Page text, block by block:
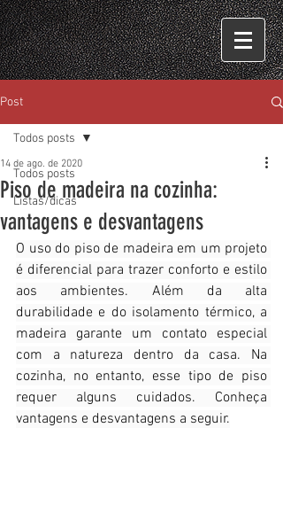
Post
Todos posts
Listas/dicas
Todos posts
Piso de madeira na cozinha:
vantagens e desvantagens
14 de ago. de 2020
O uso do piso de madeira em um projeto
é diferencial para trazer conforto e estilo
aos ambientes. Além da alta
durabilidade e do isolamento térmico, a
madeira garante um contato especial
com a natureza dentro da casa. Na
cozinha, no entanto, esse tipo de piso
requer alguns cuidados. Conheça
vantagens e desvantagens a seguir.